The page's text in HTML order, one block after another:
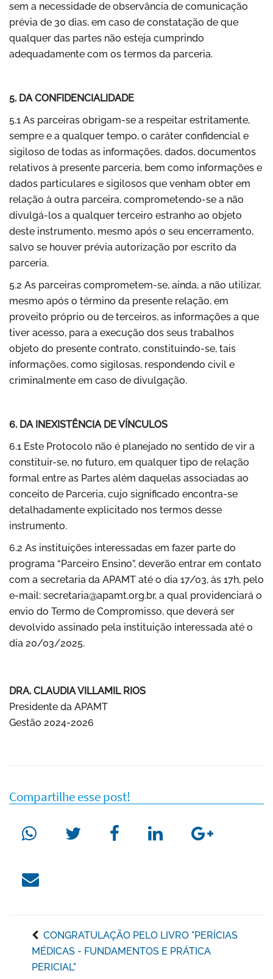
sem a necessidade de observância de comunicação
prévia de 30 dias, em caso de constatação de que
qualquer das partes não esteja cumprindo
adequadamente com os termos da parceria.
5. DA CONFIDENCIALIDADE
5.1 As parceiras obrigam-se a respeitar estritamente,
sempre e a qualquer tempo, o caráter confidencial e
sigiloso de todas as informações, dados, documentos
relativos à presente parceria, bem como informações e
dados particulares e sigilosos que venham obter em
relação à outra parceira, comprometendo-se a não
divulgá-los a qualquer terceiro estranho ao objeto
deste instrumento, mesmo após o seu encerramento,
salvo se houver prévia autorização por escrito da
parceria.
5.2 As parceiras comprometem-se, ainda, a não utilizar,
mesmo após o término da presente relação, em
proveito próprio ou de terceiros, as informações a que
tiver acesso, para a execução dos seus trabalhos
objeto do presente contrato, constituindo-se, tais
informações, como sigilosas, respondendo civil e
criminalmente em caso de divulgação.
6. DA INEXISTÊNCIA DE VÍNCULOS
6.1 Este Protocolo não é planejado no sentido de vir a
constituir-se, no futuro, em qualquer tipo de relação
formal entre as Partes além daquelas associadas ao
conceito de Parceria, cujo significado encontra-se
detalhadamente explicitado nos termos desse
instrumento.
6.2 As instituições interessadas em fazer parte do
programa “Parceiro Ensino”, deverão entrar em contato
com a secretaria da APAMT até o dia 17/03, às 17h, pelo
e-mail: secretaria@apamt.org.br, a qual providenciará o
envio do Termo de Compromisso, que deverá ser
devolvido assinado pela instituição interessada até o
dia 20/03/2025.
DRA. CLAUDIA VILLAMIL RIOS
Presidente da APAMT
Gestão 2024-2026
Compartilhe esse post!
CONGRATULAÇÃO PELO LIVRO "PERÍCIAS
MÉDICAS - FUNDAMENTOS E PRÁTICA
PERICIAL"